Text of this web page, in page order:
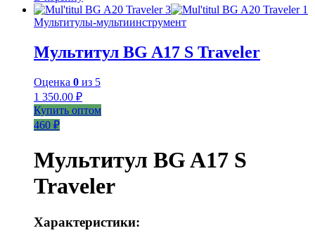
Мультитулы-мультиинструмент
Мультитул BG A17 S Traveler
Оценка 0 из 5
1 350.00 ₽
Купить оптом
460 ₽
Мультитул BG A17 S
Traveler
Характеристики: